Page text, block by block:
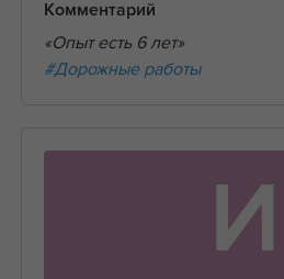
Комментарий
«Опыт есть 6 лет»
#Дорожные работы
И